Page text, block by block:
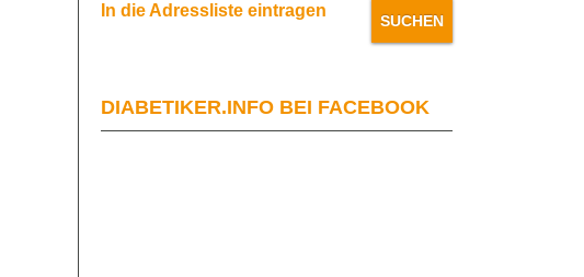
In die Adressliste eintragen
DIABETIKER.INFO BEI FACEBOOK